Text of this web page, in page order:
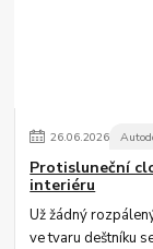
26.06.2026
Protisluneční
interiéru
Už žádný
ve tvaru deštníku